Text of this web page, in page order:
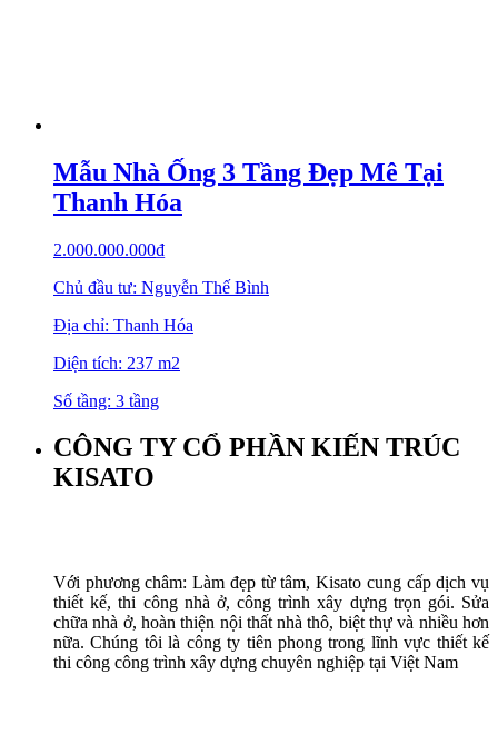
Mẫu Nhà Ống 3 Tầng Đẹp Mê Tại
Thanh Hóa
2.000.000.000₫
Chủ đầu tư: Nguyễn Thế Bình
Địa chỉ: Thanh Hóa
Diện tích: 237 m2
Số tầng: 3 tầng
CÔNG TY CỔ PHẦN KIẾN TRÚC
KISATO
Với phương châm: Làm đẹp từ tâm, Kisato cung cấp dịch vụ
thiết kế, thi công nhà ở, công trình xây dựng trọn gói. Sửa
chữa nhà ở, hoàn thiện nội thất nhà thô, biệt thự và nhiều hơn
nữa. Chúng tôi là công ty tiên phong trong lĩnh vực thiết kế
thi công công trình xây dựng chuyên nghiệp tại Việt Nam